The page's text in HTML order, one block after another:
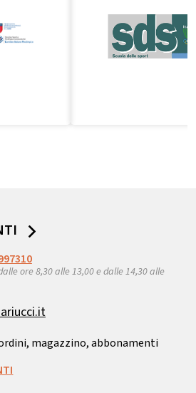
ore 8,30 alle 13,00 e dalle 14,30 alle
magazzino, abbonamenti